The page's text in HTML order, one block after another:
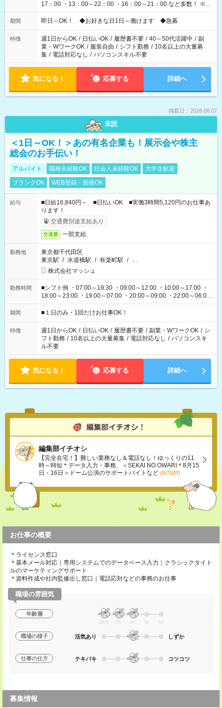
17：00 ・13：00～22：00 ・16：00～21：00 など多数！ ※お
仕事により勤務時間が異なります
期間 即日～OK！ ◆お好きな日1日～働けます ◆急募
特徴 週1日からOK / 日払いOK / 履歴書不要 / 40～50代活躍中 / 副
業・WワークOK / 服装自由 / シフト勤務 / 10名以上の大量募
集 / 電話対応なし / パソコンスキル不要
気になる！ 応募する 詳細へ
掲載日：2026.08.07
未読
＜1日～OK！＞あの有名企業も！展示会や株主
総会のお手伝い！
アルバイト 職種未経験OK 社会人未経験OK
大学生歓迎
ブランクOK
WEB登録・面接OK
給与
■日給16,840円～ ■日払いOK ■実働3時間5,120円のお仕事あ
ります！
交通費別途支給あり
交通費 一部支給
勤務地
東京都千代田区
東京駅 / 水道橋駅 / 有楽町駅 / …
株式会社マッシュ
勤務時間
■シフト例 ・07:00～19:30 ・09:00～12:00 ・10:00～17:00 ・
18:00～23:00 ・19:00～07:00 ・20:00～09:00 ・22:00～06:00
etc ★最短で3時間で5,120円のお仕事から 15時間で2万円近く稼
げるお仕事も！ ご希望のお時間に合わせてご紹介！ ※シフトは
ください！
期間 ■１日のみ・1回だけお仕事OK！
特徴 週1日からOK / 日払いOK / 履歴書不要 / 副業・WワークOK / シ
フト勤務 / 10名以上の大量募集 / 電話対応なし / パソコンスキ
ル不要
気になる！ 応募する 詳細へ
編集部イチオシ
【完全在宅！】難しい業務なし＆電話なし！ゆっくりの11
時～時短＊データ入力・事務、＜SEKAI NO OWARI＊8月15
日・16日＞ドーム公演のサポートバイトなど (8/7UP!)
お仕事の概要
＊ライセンス窓口
＊基本メール対応｜専用システムでのデータベース入力｜クラシックタイト
ルのマーケティングサポート
＊資料作成や社内監修出し窓口｜電話応対などの事務のお仕事
職場の雰囲気
年齢層
20代 30 40 50 60
職場の様子 活気あり しずか
仕事の仕方 テキパキ コツコツ
募集情報